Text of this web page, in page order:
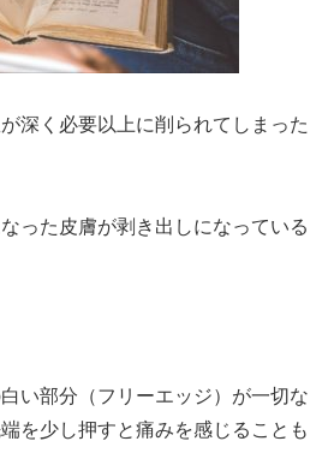
深く必要以上に削られてしまった
った皮膚が剥き出しになっている
い部分（フリーエッジ）が一切な
を少し押すと痛みを感じることも